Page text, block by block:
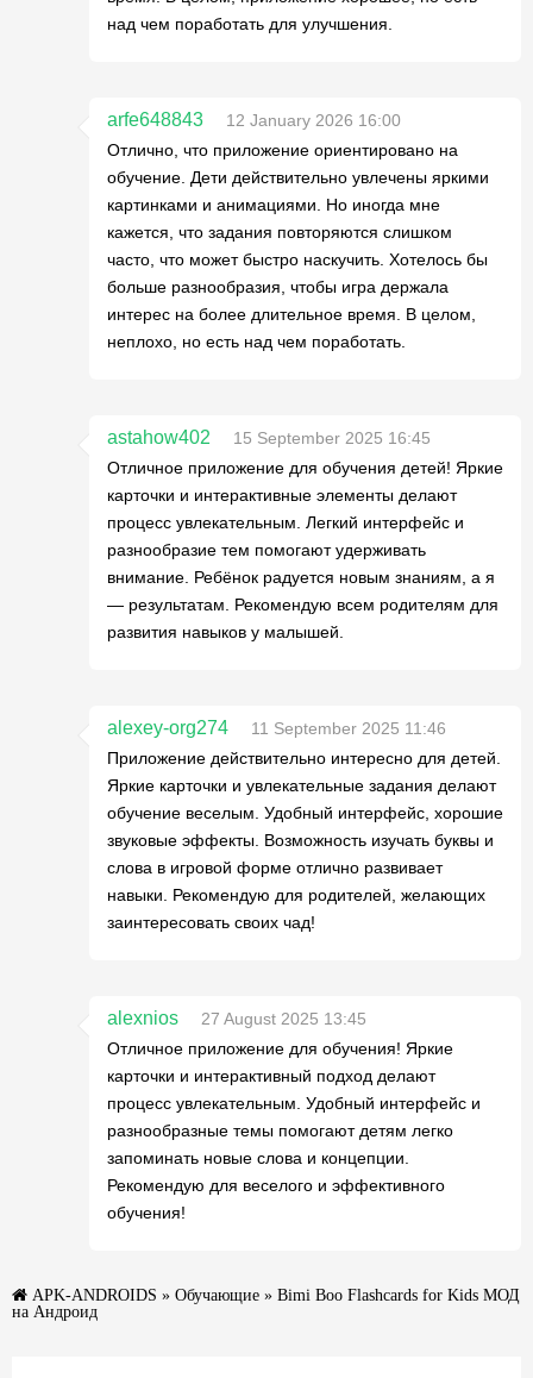
над чем поработать для улучшения.
arfe648843
12 January 2026 16:00
Отлично, что приложение ориентировано на
обучение. Дети действительно увлечены яркими
картинками и анимациями. Но иногда мне
кажется, что задания повторяются слишком
часто, что может быстро наскучить. Хотелось бы
больше разнообразия, чтобы игра держала
интерес на более длительное время. В целом,
неплохо, но есть над чем поработать.
astahow402
15 September 2025 16:45
Отличное приложение для обучения детей! Яркие
карточки и интерактивные элементы делают
процесс увлекательным. Легкий интерфейс и
разнообразие тем помогают удерживать
внимание. Ребёнок радуется новым знаниям, а я
— результатам. Рекомендую всем родителям для
развития навыков у малышей.
alexey-org274
11 September 2025 11:46
Приложение действительно интересно для детей.
Яркие карточки и увлекательные задания делают
обучение веселым. Удобный интерфейс, хорошие
звуковые эффекты. Возможность изучать буквы и
слова в игровой форме отлично развивает
навыки. Рекомендую для родителей, желающих
заинтересовать своих чад!
alexnios
27 August 2025 13:45
Отличное приложение для обучения! Яркие
карточки и интерактивный подход делают
процесс увлекательным. Удобный интерфейс и
разнообразные темы помогают детям легко
запоминать новые слова и концепции.
Рекомендую для веселого и эффективного
обучения!
APK-ANDROIDS » Обучающие » Bimi Boo Flashcards for Kids МОД
на Андроид